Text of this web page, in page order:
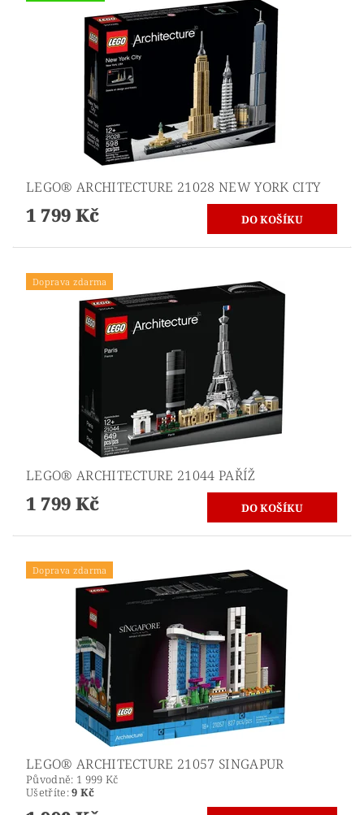
LEGO® ARCHITECTURE 21028 NEW YORK CITY
1 799 Kč
Doprava zdarma
LEGO® ARCHITECTURE 21044 PAŘÍŽ
1 799 Kč
Doprava zdarma
LEGO® ARCHITECTURE 21057 SINGAPUR
Původně: 1 999 Kč
Ušetříte:9 Kč